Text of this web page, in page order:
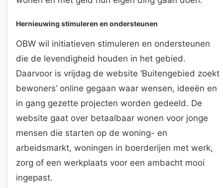
Hernieuwing stimuleren en ondersteunen
OBW wil initiatieven stimuleren en ondersteunen
die de levendigheid houden in het gebied.
Daarvoor is vrijdag de website ‘Buitengebied zoekt
bewoners’ online gegaan waar wensen, ideeën en
in gang gezette projecten worden gedeeld. De
website gaat over betaalbaar wonen voor jonge
mensen die starten op de woning- en
arbeidsmarkt, woningen in boerderijen met werk,
zorg of een werkplaats voor een ambacht mooi
ingepast.